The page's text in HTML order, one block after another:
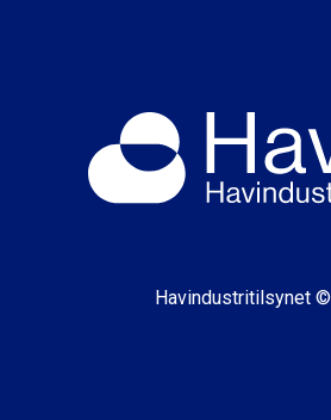
Havindustritilsynet